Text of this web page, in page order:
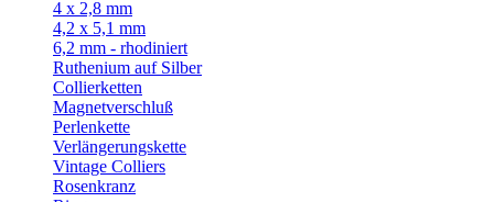
4 x 2,8 mm
4,2 x 5,1 mm
6,2 mm - rhodiniert
Ruthenium auf Silber
Collierketten
Magnetverschluß
Perlenkette
Verlängerungskette
Vintage Colliers
Rosenkranz